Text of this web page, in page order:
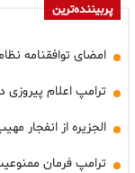
پربیننده‌ترین
امضای توافقنامه
ترامپ اعلام پیروزی
الجزیره از انفجار
ترامپ فرمان